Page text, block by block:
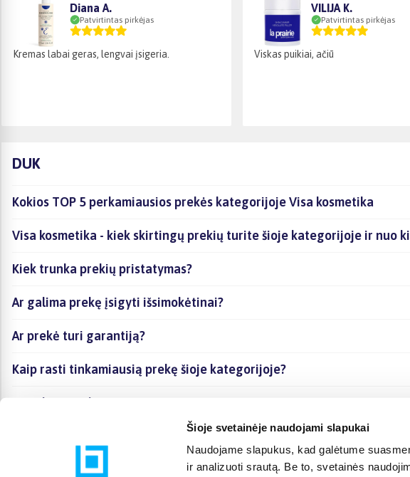
Šioje svetainėje naudojami slapukai
Naudojame slapukus, kad galėtume
ir analizuoti srautą. Be to, svetainės
Diana A.
Patvirtintas pirkėjas
Kremas labai geras, lengvai įsigeria.
VILIJA K.
Patvirtintas pirkėjas
Viskas puikiai, ačiū
DUK
Kokios TOP 5 perkamiausios prekės kategorijoje Visa kosmetika
Visa kosmetika - kiek skirtingų prekių turite šioje kategorijoje ir nuo
Kiek trunka prekių pristatymas?
Ar galima prekę įsigyti išsimokėtinai?
Ar prekė turi garantiją?
Kaip rasti tinkamiausią prekę šioje kategorijoje?
Ar galima prekę atsiimti vietoje?